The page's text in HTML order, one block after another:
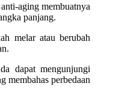
aging membuatnya
panjang.
melar atau berubah
dapat mengunjungi
membahas perbedaan